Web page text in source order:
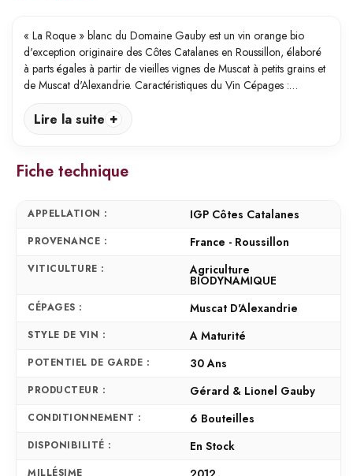
« La Roque » blanc du Domaine Gauby est un vin orange bio
d'exception originaire des Côtes Catalanes en Roussillon, élaboré
à parts égales à partir de vieilles vignes de Muscat à petits grains et
de Muscat d'Alexandrie. Caractéristiques du Vin Cépages :…
Lire la suite
Fiche technique
APPELLATION : IGP Côtes Catalanes
PROVENANCE : France - Roussillon
VITICULTURE : Agriculture
BIODYNAMIQUE
CÉPAGES : Muscat D'Alexandrie
STYLE DE VIN : A Maturité
POTENTIEL DE GARDE : 30 Ans
PRODUCTEUR : Gérard & Lionel Gauby
CONDITIONNEMENT : 6 Bouteilles
DISPONIBILITÉ : En Stock
MILLÉSIME